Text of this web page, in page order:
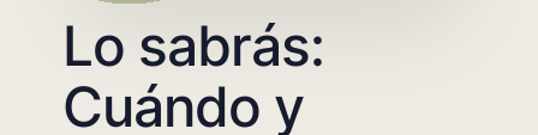
Lo sabrás:
Cuándo y